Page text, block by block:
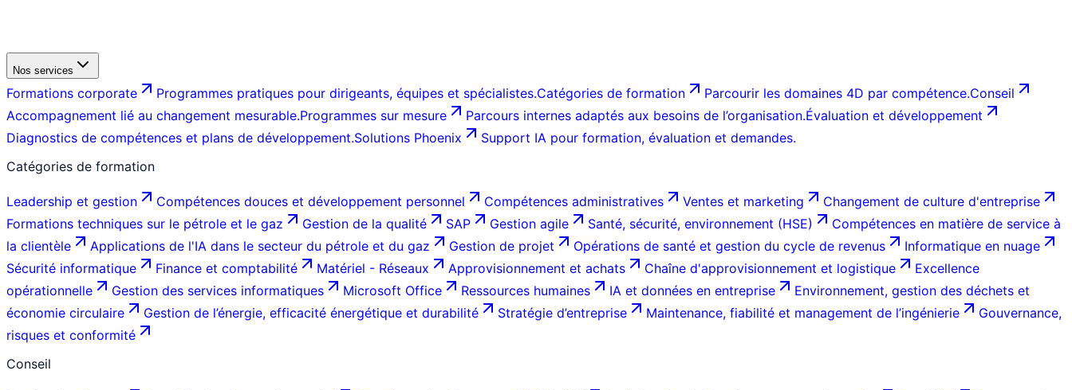
Nos services
Formations corporate Programmes pratiques pour dirigeants, équipes et spécialistes.Catégories de formation Parcourir les domaines 4D par compétence.Conseil
Accompagnement lié au changement mesurable.Programmes sur mesure Parcours internes adaptés aux besoins de l’organisation.Évaluation et développement
Diagnostics de compétences et plans de développement.Solutions Phoenix
Support IA pour formation, évaluation et demandes.
Catégories de formation
Leadership et gestion Compétences douces et développement personnel Compétences administratives Ventes et marketing
Changement de culture d'entreprise
Formations techniques sur le pétrole et le gaz
Gestion de la qualité SAP Gestion agile Santé, sécurité, environnement (HSE)
Compétences en matière de service à
la clientèle
Applications de l'IA dans le secteur du pétrole et du gaz Gestion de projet Opérations de santé et gestion du cycle de revenus
Informatique en nuage
Sécurité informatique
Finance et comptabilité Matériel - Réseaux Approvisionnement et achats Chaîne d'approvisionnement et logistique
Excellence
opérationnelle
Gestion des services informatiques Microsoft Office Ressources humaines IA et données en entreprise
Environnement, gestion des déchets et
économie circulaire
Gestion de l’énergie, efficacité énergétique et durabilité Stratégie d’entreprise Maintenance, fiabilité et management de l’ingénierie
Gouvernance,
risques et conformité
Conseil